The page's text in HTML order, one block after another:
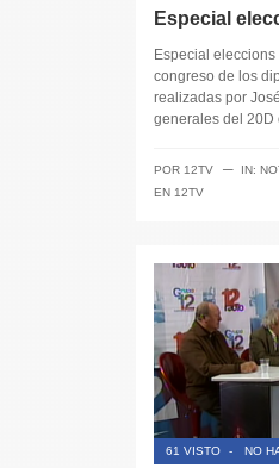
Especial
Especial
congreso de los
realizadas por
generales del 20D
POR 12TV ─ IN:
EN 12TV
61 VISTO - NO